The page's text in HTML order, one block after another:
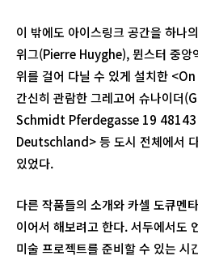
이 밖에도 아이스링크 공간을 하나
위그(Pierre Huyghe), 뮌스터 중앙
위를 걸어 다닐 수 있게 설치한
간신히 관람한 그레고어 슈나이더
Schmidt Pferdegasse 19
Deutschland> 등 도시 전체에서
있었다.
다른 작품들의 소개와 카셀 도큐멘
이어서 해보려고 한다. 서두에서도
미술 프로젝트를 준비할 수 있는 시